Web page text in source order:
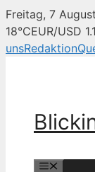
Freitag, 7
18°CEUR/USD
unsRedaktion